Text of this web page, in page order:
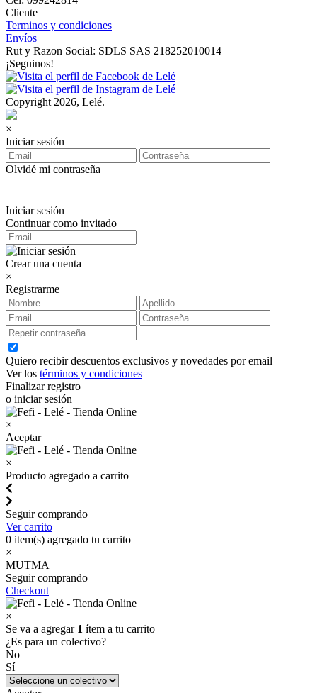
Cliente
Terminos y condiciones
Envíos
Rut y Razon Social: SDLS SAS 218252010014
¡Seguinos!
Copyright 2026, Lelé.
×
Iniciar sesión
Olvidé mi contraseña
Iniciar sesión
Continuar como invitado
Crear una cuenta
×
Registrarme
Quiero recibir descuentos exclusivos y novedades por email
Ver los términos y condiciones
Finalizar registro
o iniciar sesión
×
Aceptar
×
Producto agregado a carrito
Seguir comprando
Ver carrito
0 item(s) agregado tu carrito
×
MUTMA
Seguir comprando
Checkout
×
Se va a agregar 1 ítem a tu carrito
¿Es para un colectivo?
No
Sí